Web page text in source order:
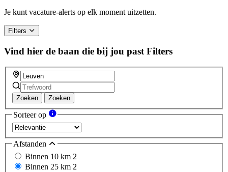
Je kunt vacature-alerts op elk moment uitzetten.
Filters
Vind hier de baan die bij jou past Filters
Zoeken Zoeken
Sorteer op
Afstanden
Binnen 10 km 2
Binnen 25 km 2